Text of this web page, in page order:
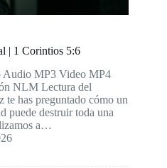
| 1 Corintios 5:6
Audio MP3 Video MP4
NLM Lectura del
te has preguntado cómo un
puede destruir toda una
a…